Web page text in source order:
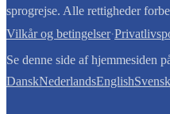
sprogrejse. Alle rettigheder
Vilkår og betingelser·
Se denne side af hjemmesiden
DanskNederlandsEnglish